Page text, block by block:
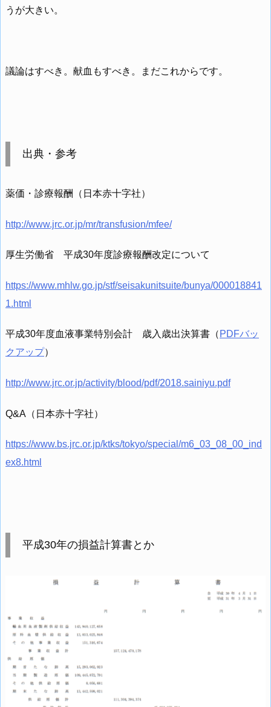
うが大きい。
議論はすべき。献血もすべき。まだこれからです。
出典・参考
薬価・診療報酬（日本赤十字社）
http://www.jrc.or.jp/mr/transfusion/mfee/
厚生労働省 平成30年度診療報酬改定について
https://www.mhlw.go.jp/stf/seisakunitsuite/bunya/000018841
1.html
平成30年度血液事業特別会計 歳入歳出決算書（ PDFバッ
クアップ）
http://www.jrc.or.jp/activity/blood/pdf/2018.sainiyu.pdf
Q&A（日本赤十字社）
https://www.bs.jrc.or.jp/ktks/tokyo/special/m6_03_08_00_ind
ex8.html
平成30年の損益計算書とか